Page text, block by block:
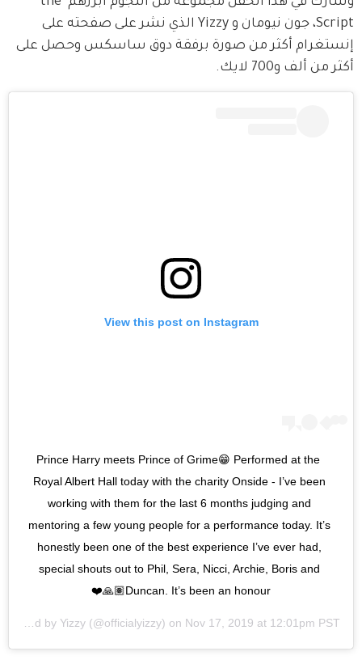
Script، جون نيومان و Yizzy الذي نشر على صفحته على
إنستغرام أكثر من صورة برفقة دوق ساسكس وحصل على
أكثر من ألف و700 لايك.
View this post on Instagram
Prince Harry meets Prince of Grime😁 Performed at the
Royal Albert Hall today with the charity Onside - I’ve been
working with them for the last 6 months judging and
mentoring a few young people for a performance today. It’s
honestly been one of the best experience I’ve ever had,
special shouts out to Phil, Sera, Nicci, Archie, Boris and
Duncan. It’s been an honour🙏🏽❤️
A post shared by Yizzy (@officialyizzy) on Nov 17, 2019 at 12:01pm PST